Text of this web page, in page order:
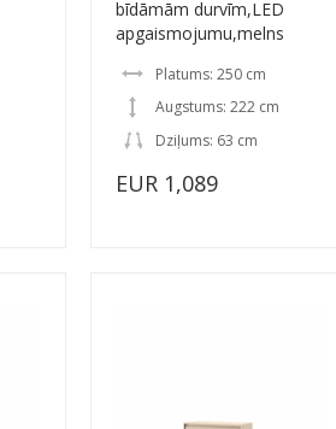
bīdāmām durvīm,LED
apgaismojumu,melns
Platums: 250 cm
Augstums: 222 cm
Dziļums: 63 cm
EUR 1,089